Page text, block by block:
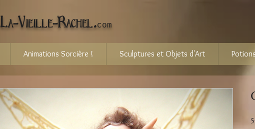
La-Vieille-Rachel.com
Animations Sorcière ! Sculptures et Objets d'Art